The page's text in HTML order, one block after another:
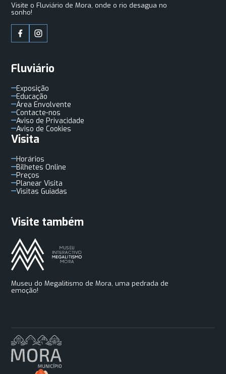
Visite o Fluviário de Mora, onde o rio desagua no
sonho!
Fluviário
Exposição
Educação
Área Envolvente
Contacte-nos
Aviso de Privacidade
Aviso de Cookies
Visita
Horários
Bilhetes Online
Preços
Planear Visita
Visitas Guiadas
Visite também
Museu do Megalitismo de Mora, uma pedrada de
emoção!